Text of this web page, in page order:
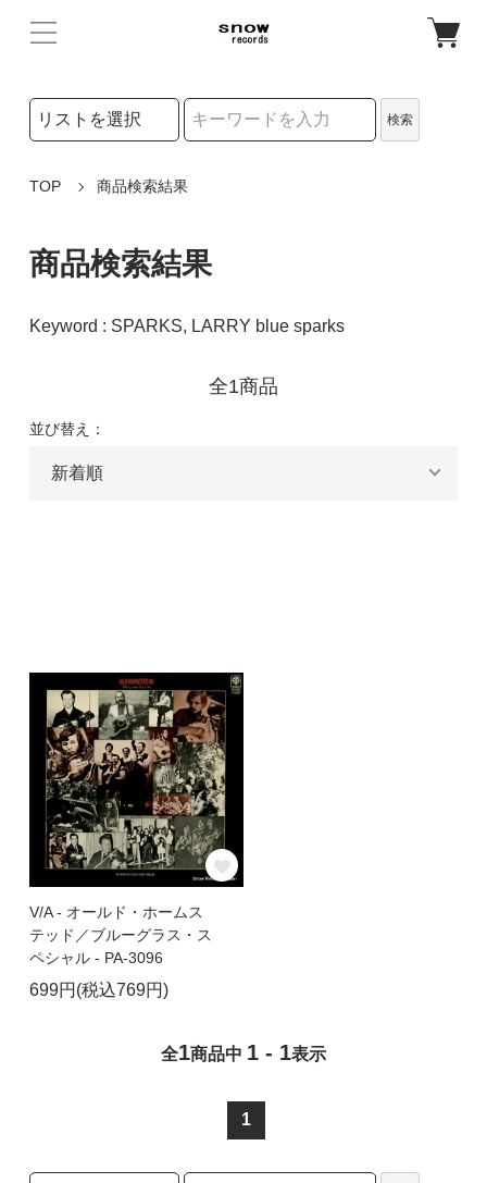
検索リストの選択
検索
TOP 商品検索結果
商品検索結果
Keyword : SPARKS, LARRY blue sparks
全1商品
並び替え：
V/A - オールド・ホームス
テッド／ブルーグラス・ス
ペシャル - PA-3096
699円(税込769円)
全1商品中 1 - 1表示
1